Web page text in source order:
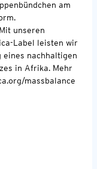
am
unseren
Label leisten wir
nachhaltigen
in Afrika. Mehr
massbalance